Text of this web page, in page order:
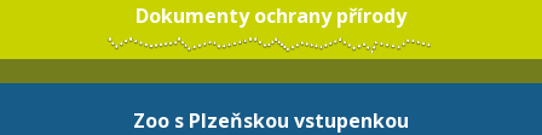
Dokumenty ochrany přírody
Zoo s Plzeňskou vstupenkou